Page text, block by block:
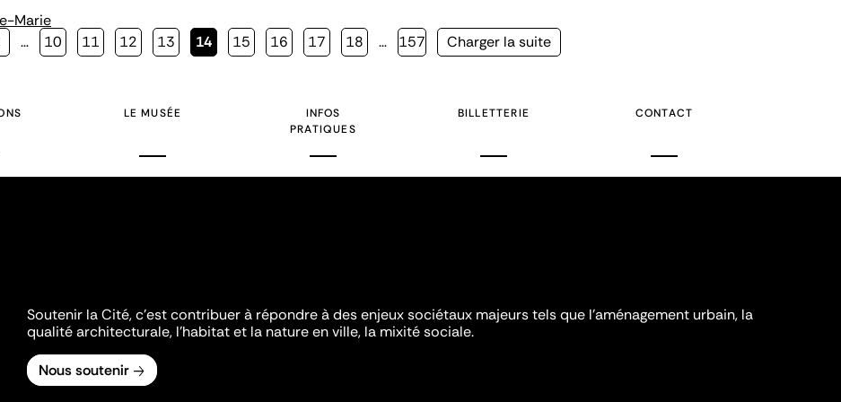
Marie
… Page
10 Page
11 Page
12 Page
13
Page
14 Page
15 Page
16 Page
17 Page
18 … Page
157
Page
Charger la suite
LE MUSÉE
INFOS
PRATIQUES
BILLETTERIE CONTACT
Soutenir la Cité, c'est contribuer à répondre à des enjeux sociétaux majeurs tels que l'aménagement urbain, la
qualité architecturale, l'habitat et la nature en ville, la mixité sociale.
Nous soutenir